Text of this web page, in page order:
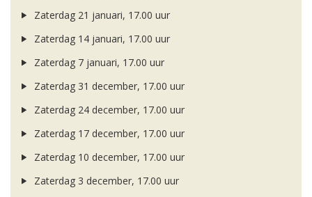
Zaterdag 21 januari, 17.00 uur
Zaterdag 14 januari, 17.00 uur
Zaterdag 7 januari, 17.00 uur
Zaterdag 31 december, 17.00 uur
Zaterdag 24 december, 17.00 uur
Zaterdag 17 december, 17.00 uur
Zaterdag 10 december, 17.00 uur
Zaterdag 3 december, 17.00 uur